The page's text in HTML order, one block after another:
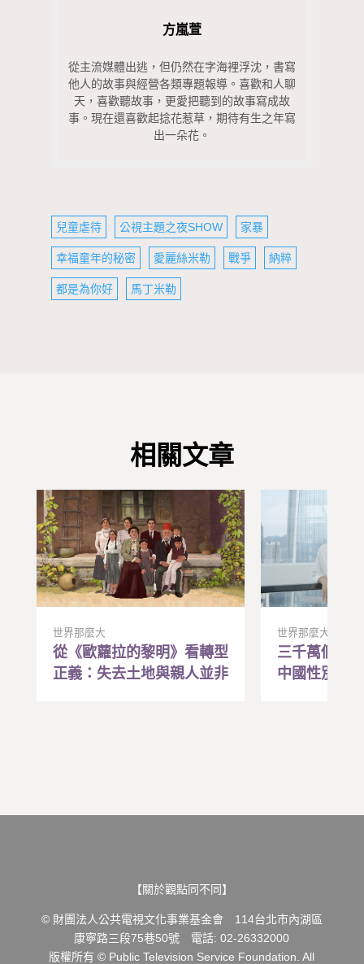
方嵐萱
從主流媒體出逃，但仍然在字海裡浮沈，書寫
他人的故事與經營各類專題報導。喜歡和人聊
天，喜歡聽故事，更愛把聽到的故事寫成故
事。現在還喜歡起捻花惹草，期待有生之年寫
出一朵花。
兒童虐待 公視主題之夜SHOW 家暴
幸福童年的秘密 愛麗絲米勒 戰爭 納粹
都是為你好 馬丁米勒
相關文章
世界那麼大
從《歐蘿拉的黎明》看轉型
正義：失去土地與親人並非
世界那麼大
三千萬個找
中國性別失
【關於觀點同不同】
© 財團法人公共電視文化事業基金會 114台北市內湖區
康寧路三段75巷50號 電話: 02-26332000
版權所有 © Public Television Service Foundation. All